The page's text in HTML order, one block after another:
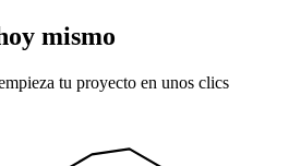
mismo
tu proyecto en unos clics